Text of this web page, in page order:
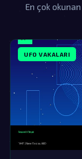
En çok
UFO VAKALARI